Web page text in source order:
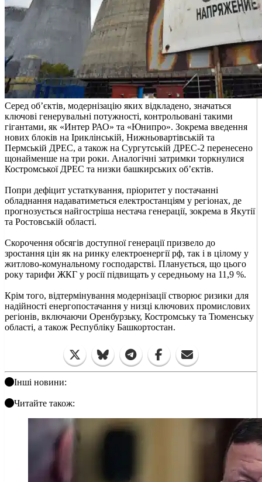
Серед об’єктів, модернізацію яких відкладено, значаться
ключові генерувальні потужності, контрольовані такими
гігантами, як «Интер РАО» та «Юнипро». Зокрема введення
нових блоків на Іриклінській, Нижньовартівській та
Пермській ДРЕС, а також на Сургутській ДРЕС-2 перенесено
щонайменше на три роки. Аналогічні затримки торкнулися
Костромської ДРЕС та низки башкирських об’єктів.
Попри дефіцит устаткування, пріоритет у постачанні
обладнання надаватиметься електростанціям у регіонах, де
прогнозується найгостріша нестача генерації, зокрема в Якутії
та Ростовській області.
Скорочення обсягів доступної генерації призвело до
зростання цін як на ринку електроенергії рф, так і в цілому у
житлово-комунальному господарстві. Планується, що цього
року тарифи ЖКГ у росії підвищать у середньому на 11,9 %.
Крім того, відтермінування модернізації створює ризики для
надійності енергопостачання у низці ключових промислових
регіонів, включаючи Оренбурзьку, Костромську та Тюменську
області, а також Республіку Башкортостан.
Інші новини:
Читайте також: